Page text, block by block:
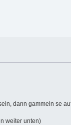
dann gammeln se
weiter unten)